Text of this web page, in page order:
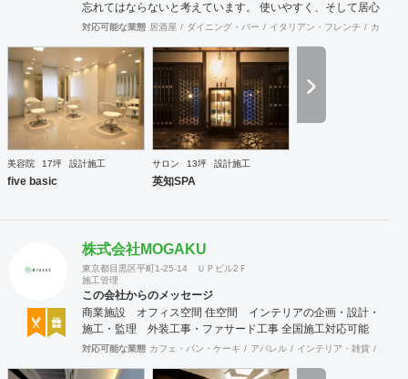
忘れてはならないと考えています。 使いやすく、そして居心
地がよく、時代の流れに左右されない強さを持った店舗デザ
業と開業コンサルティング事業をそなえており、テナント・
出店地選びや資金調達から実践に基づいたサポートが可能で
す。 まずはお気軽に、ご相談ください。
対応可能な業態 居酒屋 ダイニング・バー イタリアン・フレンチ カフェ
美容院 17坪 設計施工
five basic
サロン 13坪 設計施工
英知SPA
株式会社MOGAKU
東京都目黒区平町1-25-14 ＵＰビル2Ｆ
施工管理
この会社からのメッセージ
商業施設 オフィス空間 住空間 インテリアの企画・設計・
施工・監理 外装工事・ファサード工事 全国施工対応可能
対応可能な業態 カフェ・パン・ケーキ アパレル インテリア・雑貨